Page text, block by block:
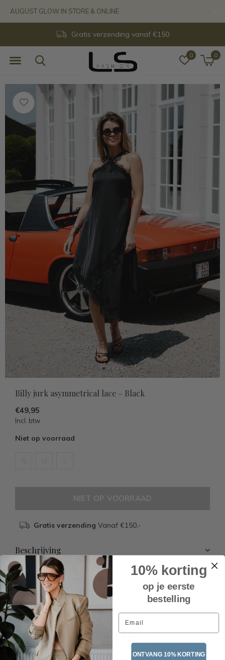
0 0
Gratis verzending vanaf €150
AUGUST GLOW IN STORE & ONLINE
Billy jurk asymmetrical lace – Black
€49,95
Incl. btw
Niet op voorraad
NIET OP VOORRAAD
Gratis verzending Vanaf €150,-
Beschrijving
Recente artikelen
10% korting
op je eerste
bestelling
Email
ONTVANG 10% KORTING